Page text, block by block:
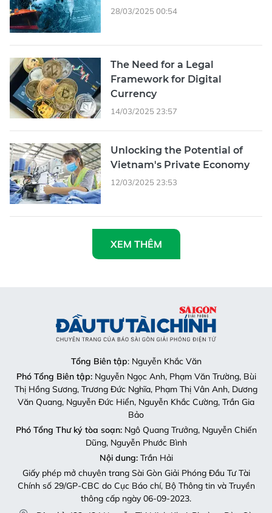
28/03/2025 00:54
The Need for a Legal
Framework for Digital
Currency
14/03/2025 23:57
Unlocking the Potential of
Vietnam's Private Economy
12/03/2025 23:53
XEM THÊM
Tổng Biên tập: Nguyễn Khắc Văn
Phó Tổng Biên tập:Nguyễn Ngọc Anh, Phạm Văn Trường, Bùi
Thị Hồng Sương, Trương Đức Nghĩa, Phạm Thị Vân Anh, Dương
Văn Quang, Nguyễn Đức Hiển, Nguyễn Khắc Cường, Trần Gia
Bảo
Phó Tổng Thư ký tòa soạn:Ngô Quang Trưởng, Nguyễn Chiến
Dũng, Nguyễn Phước Bình
Nội dung:Trần Hải
Giấy phép mở chuyên trang Sài Gòn Giải Phóng Đầu Tư Tài
Chính số 29/GP-CBC do Cục Báo chí, Bộ Thông tin và Truyền
thông cấp ngày 06-09-2023.